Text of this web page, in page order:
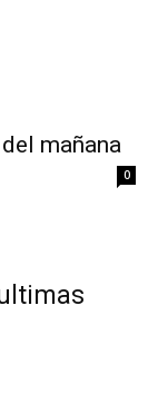
mañana
0